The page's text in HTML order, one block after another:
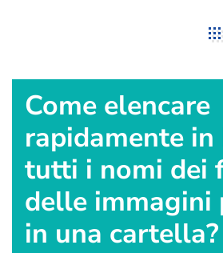
Come elencare
rapidamente in
tutti i nomi dei
delle immagini
in una cartella?